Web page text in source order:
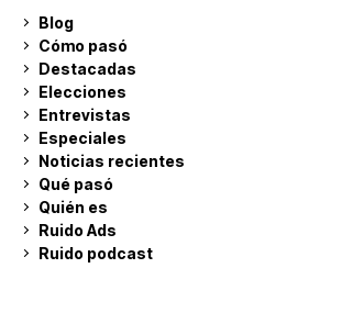
Blog
Cómo pasó
Destacadas
Elecciones
Entrevistas
Especiales
Noticias recientes
Qué pasó
Quién es
Ruido Ads
Ruido podcast